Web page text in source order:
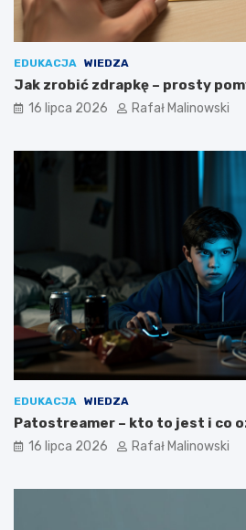
EDUKACJA WIEDZA
Jak zrobić zdrapkę – prosty
16 lipca 2026 Rafał Malinowski
EDUKACJA WIEDZA
Patostreamer – kto to jest i co
16 lipca 2026 Rafał Malinowski